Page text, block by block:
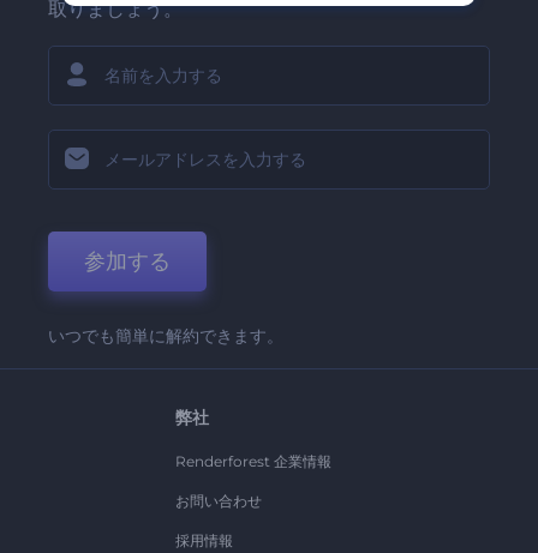
取りましょう。
参加する
いつでも簡単に解約できます。
弊社
Renderforest 企業情報
お問い合わせ
採用情報